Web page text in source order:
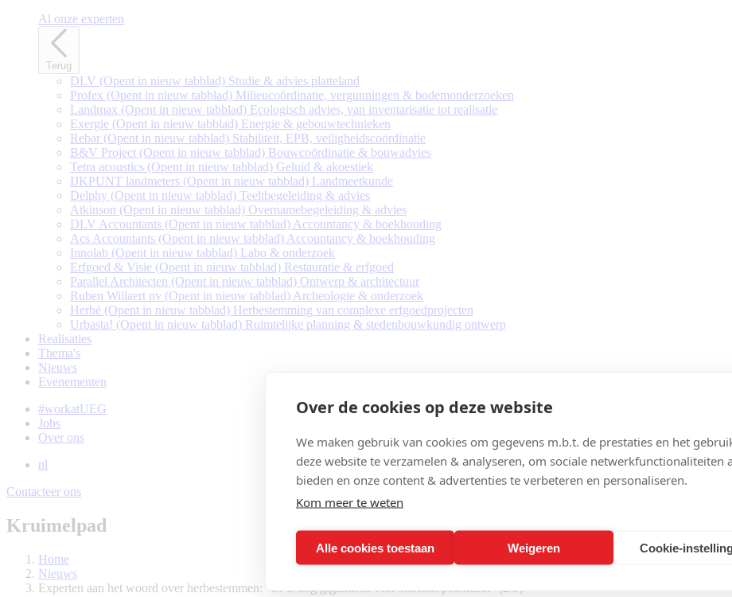
Al onze experten
Terug
DLV (Opent in nieuw tabblad) Studie & advies platteland
Profex (Opent in nieuw tabblad) Milieucoördinatie, vergunningen & bodemonderzoeken
Landmax (Opent in nieuw tabblad) Ecologisch advies, van inventarisatie tot realisatie
Exergie (Opent in nieuw tabblad) Energie & gebouwtechnieken
Rebar (Opent in nieuw tabblad) Stabiliteit, EPB, veiligheidscoördinatie
B&V Project (Opent in nieuw tabblad) Bouwcoördinatie & bouwadvies
Tetra acoustics (Opent in nieuw tabblad) Geluid & akoestiek
IJKPUNT landmeters (Opent in nieuw tabblad) Landmeetkunde
Delphy (Opent in nieuw tabblad) Teeltbegeleiding & advies
Atkinson (Opent in nieuw tabblad) Overnamebegeleiding & advies
DLV Accountants (Opent in nieuw tabblad) Accountancy & boekhouding
Acs Accountants (Opent in nieuw tabblad) Accountancy & boekhouding
Innolab (Opent in nieuw tabblad) Labo & onderzoek
Erfgoed & Visie (Opent in nieuw tabblad) Restauratie & erfgoed
Parallel Architecten (Opent in nieuw tabblad) Ontwerp & architectuur
Ruben Willaert nv (Opent in nieuw tabblad) Archeologie & onderzoek
Herbé (Opent in nieuw tabblad) Herbestemming van complexe erfgoedprojecten
Urbasta! (Opent in nieuw tabblad) Ruimtelijke planning & stedenbouwkundig ontwerp
Realisaties
Thema's
Nieuws
Evenementen
#workatUEG
Jobs
Over ons
nl
Contacteer ons
Kruimelpad
Home
Nieuws
Experten aan het woord over herbestemmen: “Er is nog gigantisch veel onbenut potentieel” (2/3)
Over de cookies op deze website
We maken gebruik van cookies om gegevens m.b.t. de prestaties en het
deze website te verzamelen & analyseren, om sociale netwerkfunctionaliteiten
bieden en onze content & advertenties te verbeteren en personaliseren.
Kom meer te weten
Alle cookies toestaan Weigeren Cookie-